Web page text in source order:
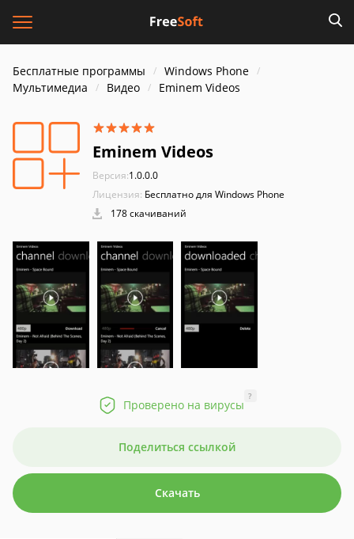
Бесплатные программы
Windows Phone
Мультимедиа
Видео Eminem Videos
Eminem Videos
Версия:1.0.0.0
Лицензия: Бесплатно для Windows Phone
178 скачиваний
Проверено на вирусы
?
Поделиться ссылкой
Скачать